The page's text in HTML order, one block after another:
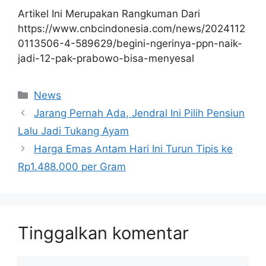
Artikel Ini Merupakan Rangkuman Dari
https://www.cnbcindonesia.com/news/2024112
0113506-4-589629/begini-ngerinya-ppn-naik-
jadi-12-pak-prabowo-bisa-menyesal
Kategori
News
Jarang Pernah Ada, Jendral Ini Pilih Pensiun
Lalu Jadi Tukang Ayam
Harga Emas Antam Hari Ini Turun Tipis ke
Rp1.488.000 per Gram
Tinggalkan komentar